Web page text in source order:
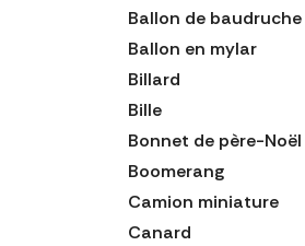
Ballon de baudruche
Ballon en mylar
Billard
Bille
Bonnet de père-Noël
Boomerang
Camion miniature
Canard